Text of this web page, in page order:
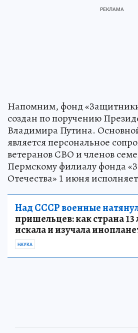
Напомним, фонд
создан по поручению
Владимира Путина.
является персональное
ветеранов СВО и членов
Пермскому филиалу фонда
Отечества» 1 июня
Над СССР военные
пришельцев: как страна 13
искала и изучала
НАУКА